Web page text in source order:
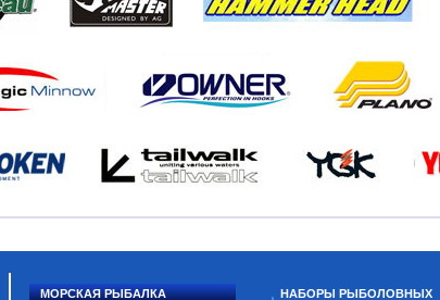
МОРСКАЯ РЫБАЛКА НАБОРЫ РЫБОЛОВНЫХ